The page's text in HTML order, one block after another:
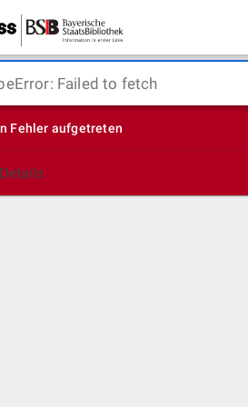
Failed to fetch
Fehler aufgetreten